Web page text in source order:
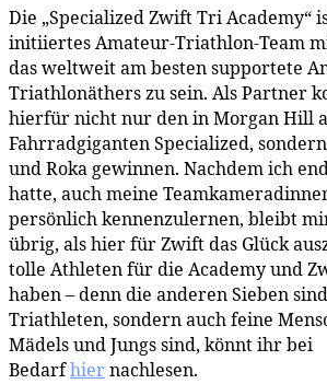
Die „Specialized Zwift Tri Academy“
initiiertes Amateur-Triathlon-Team
das weltweit am besten supportete
Triathlonäthers zu sein. Als Partner
hierfür nicht nur den in Morgan Hill
Fahrradgiganten Specialized,
und Roka gewinnen. Nachdem ich
hatte, auch meine
persönlich kennenzulernen, bleibt
übrig, als hier für Zwift das Glück
tolle Athleten für die Academy und
haben – denn die anderen Sieben
Triathleten, sondern auch feine
Mädels und Jungs sind, könnt ihr bei
Bedarfhiernachlesen.